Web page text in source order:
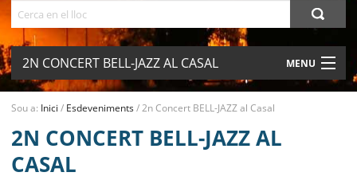
2N CONCERT BELL-JAZZ AL CASAL MENU
MUNICIPI
SEU ELECTRÒNICA
Sou a: Inici / Esdeveniments/2n Concert BELL-JAZZ al Casal
2N CONCERT BELL-JAZZ AL
CASAL